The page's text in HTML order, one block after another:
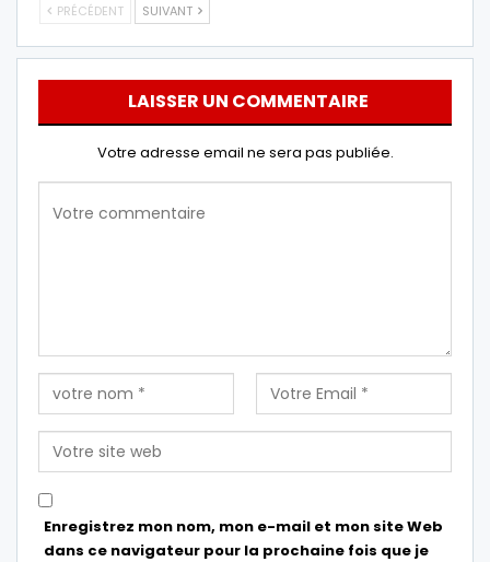
PRÉCÉDENT SUIVANT
LAISSER UN COMMENTAIRE
Votre adresse email ne sera pas publiée.
Enregistrez mon nom, mon e-mail et mon site Web
dans ce navigateur pour la prochaine fois que je